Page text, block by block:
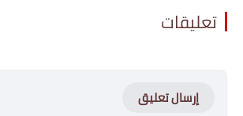
تعليقات
إرسال تعليق